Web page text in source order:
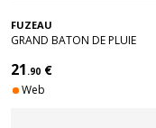
FUZEAU
GRAND BATON DE PLUIE
21 .90 €
Web